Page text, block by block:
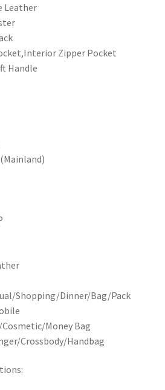
Leather
Zipper Pocket
Handle
Shopping/Dinner/Bag/Pack
Money Bag
Crossbody/Handbag